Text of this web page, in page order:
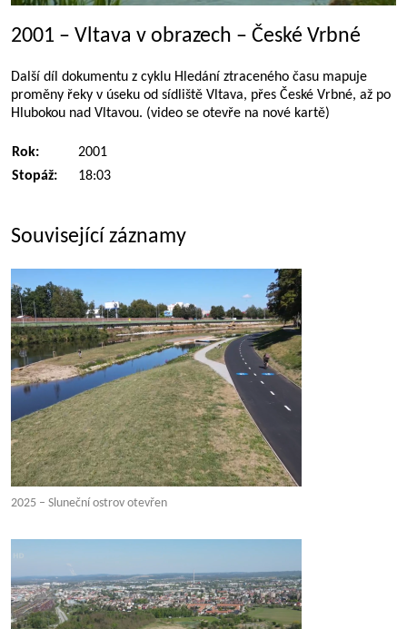
2001 – Vltava v obrazech – České Vrbné
Další díl dokumentu z cyklu Hledání ztraceného času mapuje
proměny řeky v úseku od sídliště Vltava, přes České Vrbné, až po
Hlubokou nad Vltavou. (video se otevře na nové kartě)
Rok:
2001
Stopáž:
18:03
Související záznamy
2025 – Sluneční ostrov otevřen